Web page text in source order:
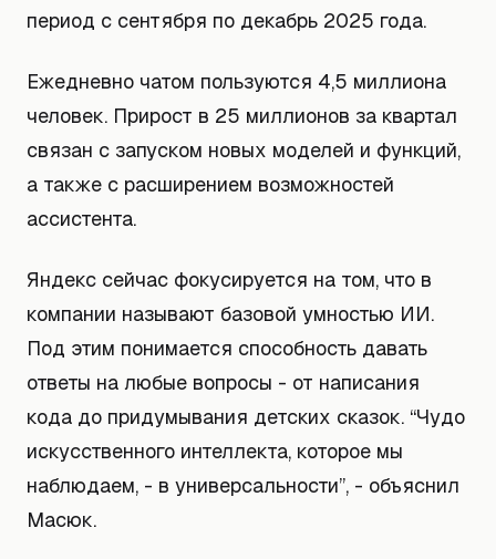
период с сентября по декабрь 2025 года.
Ежедневно чатом пользуются 4,5 миллиона
человек. Прирост в 25 миллионов за квартал
связан с запуском новых моделей и функций,
а также с расширением возможностей
ассистента.
Яндекс сейчас фокусируется на том, что в
компании называют базовой умностью ИИ.
Под этим понимается способность давать
ответы на любые вопросы - от написания
кода до придумывания детских сказок. “Чудо
искусственного интеллекта, которое мы
наблюдаем, - в универсальности”, - объяснил
Масюк.